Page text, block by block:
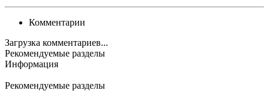
Комментарии
Загрузка комментариев...
Рекомендуемые разделы
Информация
Рекомендуемые разделы